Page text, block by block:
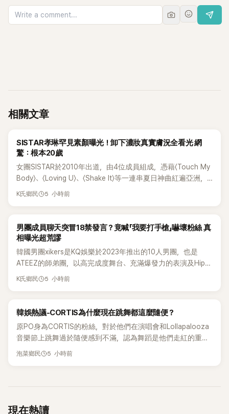
相關文章
K-POP
SISTAR孝琳罕見素顏曝光！卸下濃妝真實膚況全看光 網
驚：根本20歲
女團SISTAR於2010年出道，由4位成員組成，憑藉〈Touch My
Body〉、〈Loving U〉、〈Shake It〉等一連串夏日神曲紅遍亞洲，
獲封「夏日女王」。不過，團體在出道滿7年後宣布解散，成員各
不僅展現兩人多年不變的好交情，她幾乎素顏入鏡的真實模
樣，也意外掀起網友熱議。
K氏鄉民 5 小時前
K-POP
男團成員聊天突冒18禁發言？竟喊「我要打手槍」嚇壞粉絲 真
相曝光超荒謬
韓國男團xikers是KQ娛樂於2023年推出的10人男團，也是
ATEEZ的師弟團，以高完成度舞台、充滿爆發力的表演及Hip-
Hop風格聞名，出道後迅速累積大批海內外粉絲，近年也陸續
K氏鄉民 5 小時前
熱議討論
韓娛熱議-CORTIS為什麼現在跳舞都這麼隨便？
原PO身為CORTIS的粉絲，對於他們在演唱會和Lollapalooza
音樂節上跳舞過於隨便感到不滿，認為舞蹈是他們走紅的重要
原因，希望他們能更認真地表演。
泡菜鄉民 5 小時前
現在熱讀